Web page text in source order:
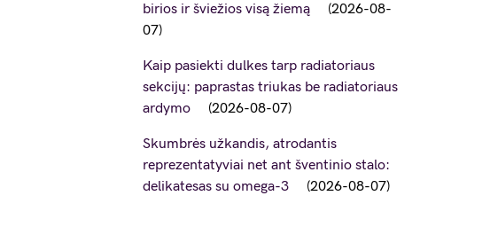
birios ir šviežios visą žiemą
2026-08-
07
Kaip pasiekti dulkes tarp radiatoriaus
sekcijų: paprastas triukas be radiatoriaus
ardymo
2026-08-07
Skumbrės užkandis, atrodantis
reprezentatyviai net ant šventinio stalo:
delikatesas su omega-3
2026-08-07